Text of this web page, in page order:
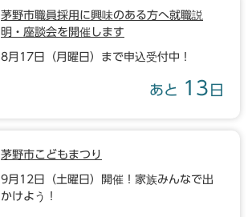
茅野市職員採用に興味のある方へ就職説
明・座談会を開催します
8月17日（月曜日）まで申込受付中！
あと 13 日
茅野市こどもまつり
9月12日（土曜日）開催！家族みんなで出
かけよう！